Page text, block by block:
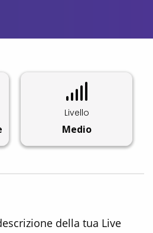
Livello
Medio
della tua Live